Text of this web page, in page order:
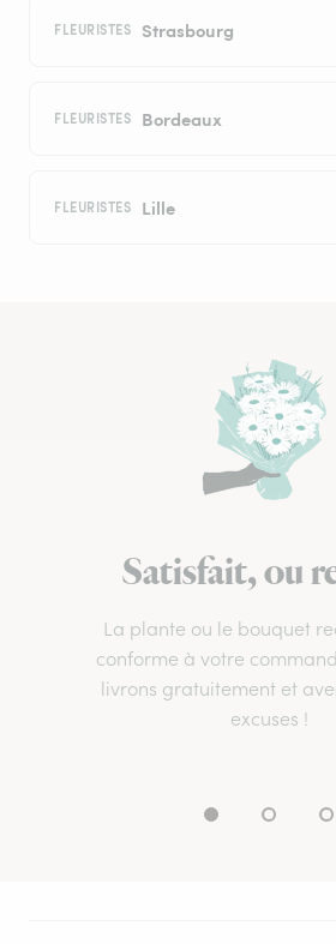
FLEURISTES Strasbourg
FLEURISTES Bordeaux
FLEURISTES Lille
Satisfait, ou
La plante ou le bouquet
conforme à votre
livrons gratuitement et
excuses !